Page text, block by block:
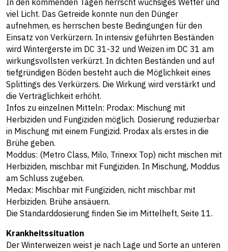
In den kommenden Tagen herrscht wüchsiges Wetter und
viel Licht. Das Getreide konnte nun den Dünger
aufnehmen, es herrschen beste Bedingungen für den
Einsatz von Verkürzern. In intensiv geführten Beständen
wird Wintergerste im DC 31-32 und Weizen im DC 31 am
wirkungsvollsten verkürzt. In dichten Beständen und auf
tiefgründigen Böden besteht auch die Möglichkeit eines
Splittings des Verkürzers. Die Wirkung wird verstärkt und
die Verträglichkeit erhöht.
Infos zu einzelnen Mitteln: Prodax: Mischung mit
Herbiziden und Fungiziden möglich. Dosierung reduzierbar
in Mischung mit einem Fungizid. Prodax als erstes in die
Brühe geben.
Moddus: (Metro Class, Milo, Trinexx Top) nicht mischen mit
Herbiziden, mischbar mit Fungiziden. In Mischung, Moddus
am Schluss zugeben.
Medax: Mischbar mit Fungiziden, nicht mischbar mit
Herbiziden. Brühe ansäuern.
Die Standarddosierung finden Sie im Mittelheft, Seite 11.
Krankheitssituation
Der Winterweizen weist je nach Lage und Sorte an unteren